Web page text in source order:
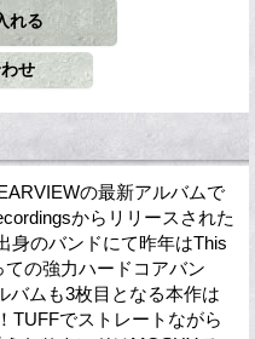
の最新アルバムで
からリリースされた
身のバンドにて昨年はThis
の強力ハードコアバン
バムも3枚目となる本作は
TUFFでストレートながら